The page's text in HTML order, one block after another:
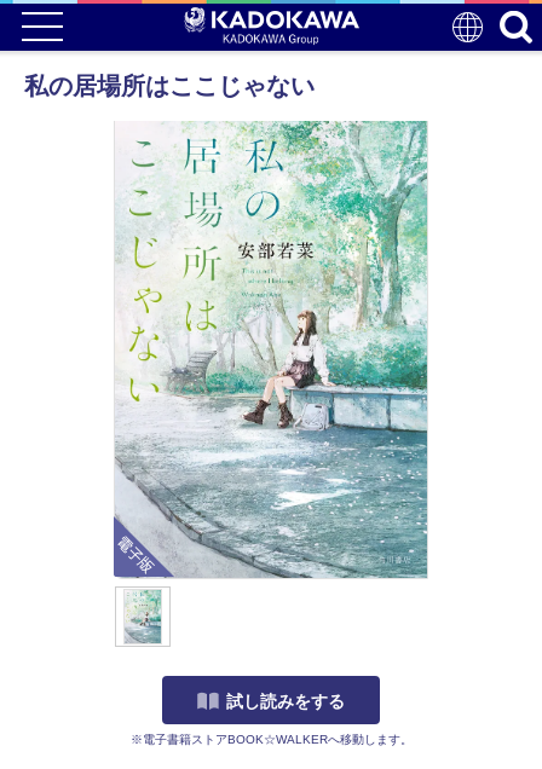
私の居場所はここじゃない
電子版
試し読みをする
※電子書籍ストアBOOK☆WALKERへ移動します。